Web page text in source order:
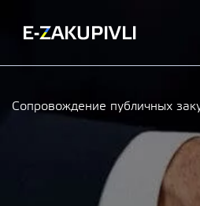
Сопровождение публичных